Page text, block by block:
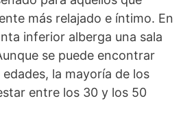
más relajado e íntimo. En
inferior alberga una sala
se puede encontrar
la mayoría de los
entre los 30 y los 50